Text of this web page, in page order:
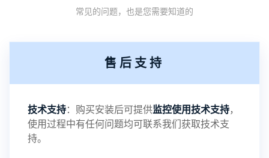
机设备响应慢问题
4：优化离线云储存服务器相册照片文件夹路径问题
5：优化关闭监控后离线设置云储存对方微信聊天记
常见的问题，也是您需要知道的
售后支持
技术支持：购买安装后可提供监控使用技术支持，
使用过程中有任何问题均可联系我们获取技术支
持。